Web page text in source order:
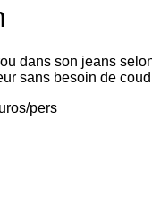
dans son jeans
sans besoin de
pers